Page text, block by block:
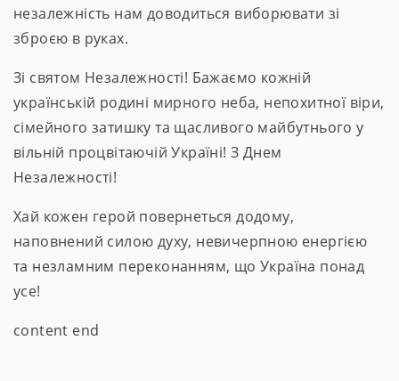
незалежність нам доводиться виборювати зі
зброєю в руках.
Зі святом Незалежності! Бажаємо кожній
українській родині мирного неба, непохитної віри,
сімейного затишку та щасливого майбутнього у
вільній процвітаючій Україні! З Днем
Незалежності!
Хай кожен герой повернеться додому,
наповнений силою духу, невичерпною енергією
та незламним переконанням, що Україна понад
усе!
content end